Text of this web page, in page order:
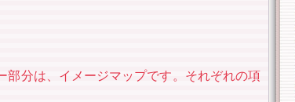
部分は、イメージマップです。それぞれの項